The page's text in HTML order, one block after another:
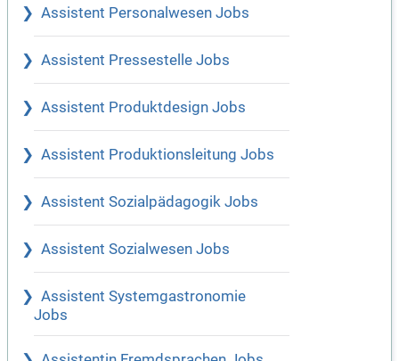
Assistent Personalwesen Jobs
Assistent Pressestelle Jobs
Assistent Produktdesign Jobs
Assistent Produktionsleitung Jobs
Assistent Sozialpädagogik Jobs
Assistent Sozialwesen Jobs
Assistent Systemgastronomie
Jobs